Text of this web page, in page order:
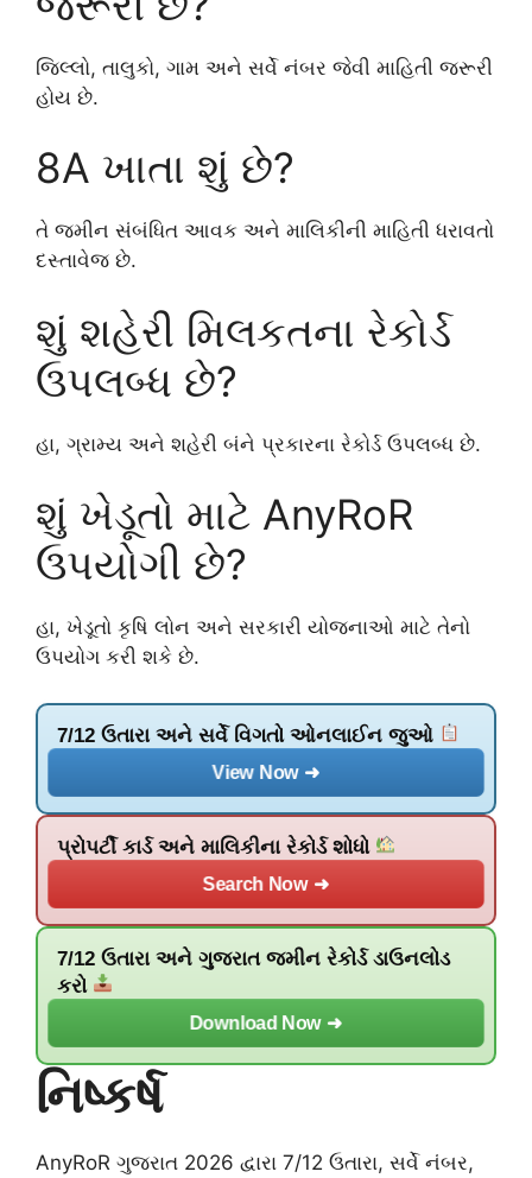
જિલ્લો, તાલુકો, ગામ અને સર્વે નંબર જેવી માહિતી જરૂરી
હોય છે.
8A ખાતા શું છે?
તે જમીન સંબંધિત આવક અને માલિકીની માહિતી ધરાવતો
દસ્તાવેજ છે.
શું શહેરી મિલકતના રેકોર્ડ
ઉપલબ્ધ છે?
હા, ગ્રામ્ય અને શહેરી બંને પ્રકારના રેકોર્ડ ઉપલબ્ધ છે.
શું ખેડૂતો માટે AnyRoR
ઉપયોગી છે?
હા, ખેડૂતો કૃષિ લોન અને સરકારી યોજનાઓ માટે તેનો
ઉપયોગ કરી શકે છે.
7/12 ઉતારા અને સર્વે વિગતો ઓનલાઈન જુઓ
View Now ➜
પ્રોપર્ટી કાર્ડ અને માલિકીના રેકોર્ડ શોધો
Search Now ➜
7/12 ઉતારા અને ગુજરાત જમીન રેકોર્ડ ડાઉનલોડ
કરો
Download Now ➜
નિષ્કર્ષ
AnyRoR ગુજરાત 2026 દ્વારા 7/12 ઉતારા, સર્વે નંબર,